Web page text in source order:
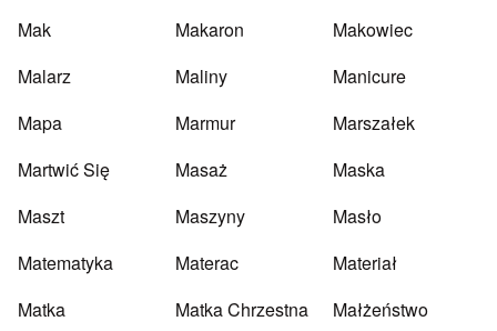
Mak
Makaron
Makowiec
Malarz
Maliny
Manicure
Mapa
Marmur
Marszałek
Martwić Się
Masaż
Maska
Maszt
Maszyny
Masło
Matematyka
Materac
Materiał
Matka
Matka Chrzestna Małżeństwo